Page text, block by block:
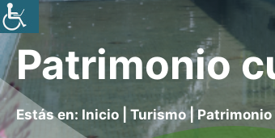
Patrimonio
Estás en: Inicio Turismo|